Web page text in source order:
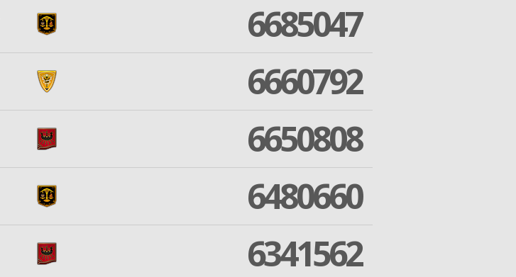
6685047
6660792
6650808
6480660
6341562